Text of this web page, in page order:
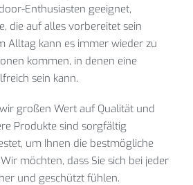
Enthusiasten geeignet,
die auf alles vorbereitet sein
Alltag kann es immer wieder zu
kommen, in denen eine
sein kann.
wir großen Wert auf Qualität und
Produkte sind sorgfältig
um Ihnen die bestmögliche
möchten, dass Sie sich bei jeder
und geschützt fühlen.